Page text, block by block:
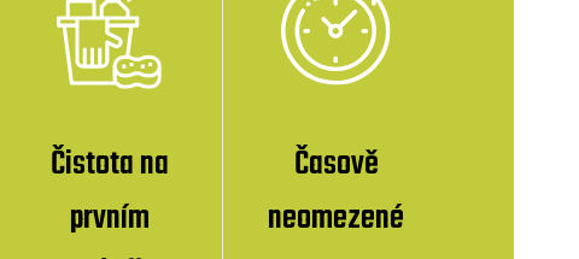
Čistota na
prvním
Časově
neomezené